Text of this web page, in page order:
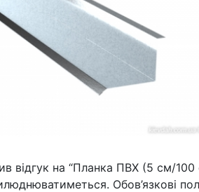
відгук на “Планка ПВХ (5 см/100
Обов’язкові